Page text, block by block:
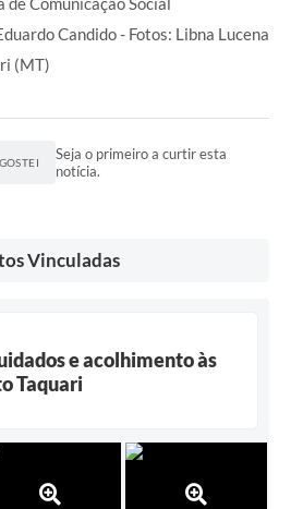
Candido - Fotos: Libna Lucena
(MT)
Seja o primeiro a curtir esta
notícia.
Vinculadas
e acolhimento às
Taquari